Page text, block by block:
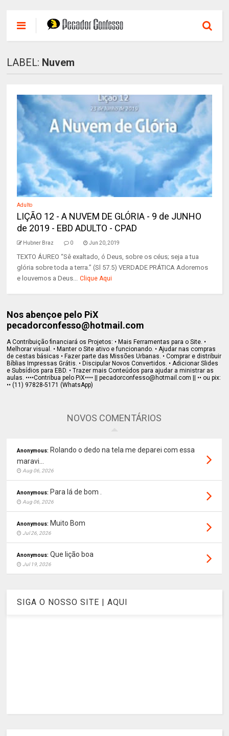
LABEL: Nuvem
Adulto
LIÇÃO 12 - A NUVEM DE GLÓRIA - 9 de JUNHO
de 2019 - EBD ADULTO - CPAD
Hubner Braz 0 Jun 20, 2019
TEXTO ÁUREO “Sê exaltado, ó Deus, sobre os céus; seja a tua
glória sobre toda a terra.” (Sl 57.5) VERDADE PRÁTICA Adoremos
e louvemos a Deus... Clique Aqui
Nos abençoe pelo PiX
pecadorconfesso@hotmail.com
A Contribuição financiará os Projetos: • Mais Ferramentas para o Site. •
Melhorar visual. • Manter o Site ativo e funcionando. • Ajudar nas compras
de cestas básicas • Fazer parte das Missões Urbanas. • Comprar e distribuir
Bíblias Impressas Grátis. • Discipular Novos Convertidos. • Adicionar Slides
e Subsídios para EBD. • Trazer mais Conteúdos para ajudar a ministrar as
aulas. ••••Contribua pelo PiX•••• || pecadorconfesso@hotmail.com || •• ou pix:
•• (11) 97828-5171 (WhatsApp)
NOVOS COMENTÁRIOS
Anonymous: Rolando o dedo na tela me deparei com essa
maravi...
Aug 06, 2026
Anonymous: Para lá de bom .
Aug 06, 2026
Anonymous: Muito Bom
Jul 26, 2026
Anonymous: Que lição boa
Jul 19, 2026
SIGA O NOSSO SITE | AQUI